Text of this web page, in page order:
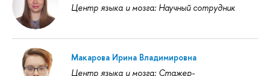
Центр языка и мозга: Научный сотрудник
Макарова Ирина Владимировна
Центр языка и мозга: Стажер-